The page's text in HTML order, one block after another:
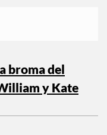
broma del
y Kate